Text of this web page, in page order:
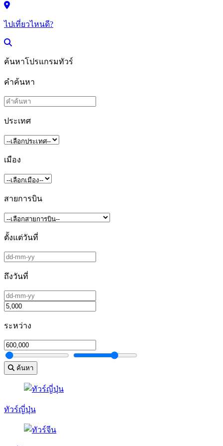
ไปเที่ยวไหนดี?
ค้นหาโปรแกรมทัวร์
คำค้นหา
ประเทศ
เมือง
สายการบิน
ตั้งแต่วันที่
ถึงวันที่
ระหว่าง
ค้นหา
ทัวร์ญี่ปุ่น